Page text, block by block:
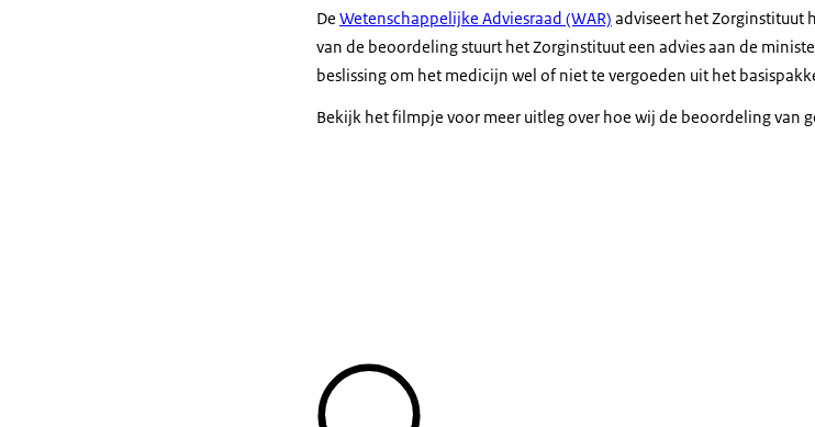
De Wetenschappelijke Adviesraad (WAR) adviseert het Zorginstituut
van de beoordeling stuurt het Zorginstituut een advies aan de
beslissing om het medicijn wel of niet te vergoeden uit het
Bekijk het filmpje voor meer uitleg over hoe wij de beoordeling van